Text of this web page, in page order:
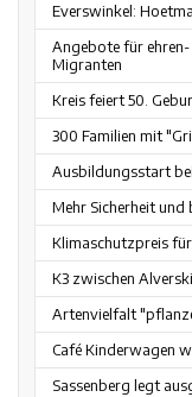
Everswinkel:
Angebote für
Migranten
Kreis feiert 50.
300 Familien mit
Ausbildungsstart
Mehr Sicherheit und
Klimaschutzpreis
K3 zwischen
Artenvielfalt
Café Kinderwagen
Sassenberg legt